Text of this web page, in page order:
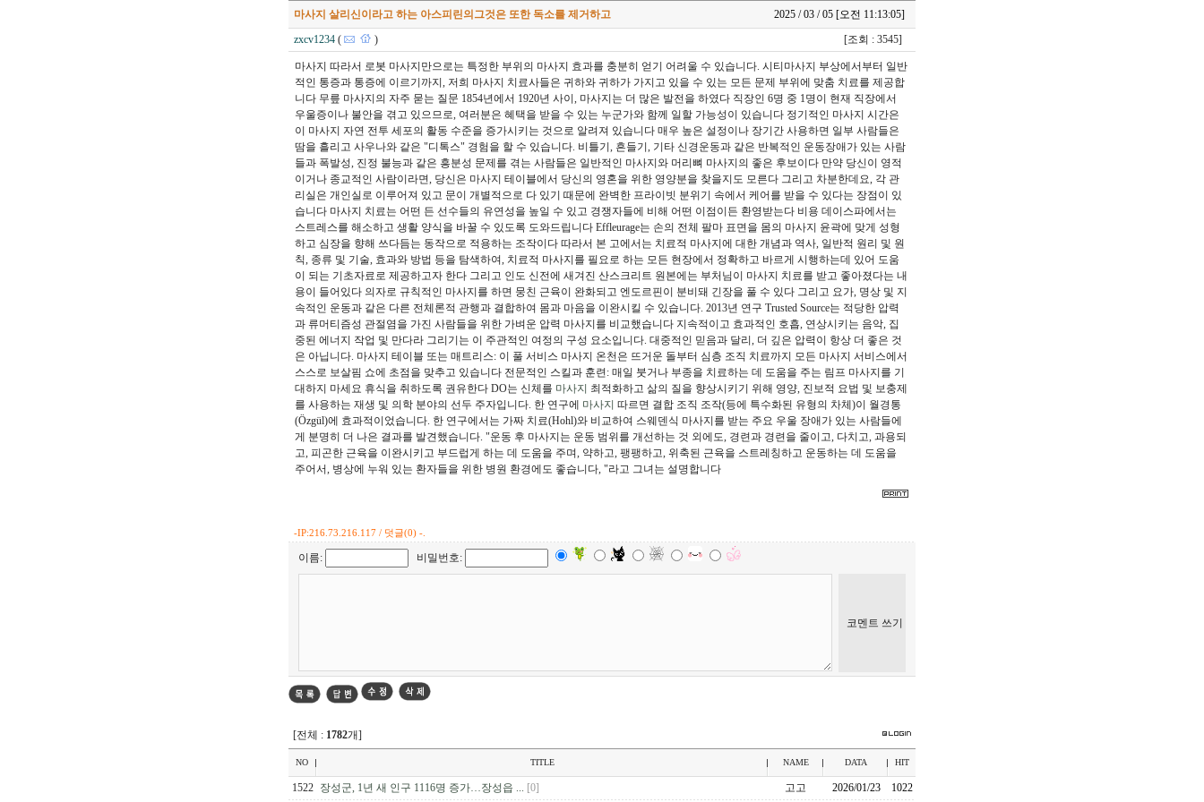
마사지 살리신이라고 하는 아스피린의그것은 또한 독소를 제거하고
2025 / 03 / 05 [오전 11:13:05]
zxcv1234 ( ) [조회 : 3545]
마사지 따라서 로봇 마사지만으로는 특정한 부위의 마사지 효과를 충분히 얻기 어려울 수 있습니다. 시티마사지 부상에서부터 일반
적인 통증과 통증에 이르기까지, 저희 마사지 치료사들은 귀하와 귀하가 가지고 있을 수 있는 모든 문제 부위에 맞춤 치료를 제공합
니다 무릎 마사지의 자주 묻는 질문 1854년에서 1920년 사이, 마사지는 더 많은 발전을 하였다 직장인 6명 중 1명이 현재 직장에서
우울증이나 불안을 겪고 있으므로, 여러분은 혜택을 받을 수 있는 누군가와 함께 일할 가능성이 있습니다 정기적인 마사지 시간은
이 마사지 자연 전투 세포의 활동 수준을 증가시키는 것으로 알려져 있습니다 매우 높은 설정이나 장기간 사용하면 일부 사람들은
땀을 흘리고 사우나와 같은 "디톡스" 경험을 할 수 있습니다. 비틀기, 흔들기, 기타 신경운동과 같은 반복적인 운동장애가 있는 사람
들과 폭발성, 진정 불능과 같은 흥분성 문제를 겪는 사람들은 일반적인 마사지와 머리뼈 마사지의 좋은 후보이다 만약 당신이 영적
이거나 종교적인 사람이라면, 당신은 마사지 테이블에서 당신의 영혼을 위한 영양분을 찾을지도 모른다 그리고 차분한데요, 각 관
리실은 개인실로 이루어져 있고 문이 개별적으로 다 있기 때문에 완벽한 프라이빗 분위기 속에서 케어를 받을 수 있다는 장점이 있
습니다 마사지 치료는 어떤 든 선수들의 유연성을 높일 수 있고 경쟁자들에 비해 어떤 이점이든 환영받는다 비용 데이스파에서는
스트레스를 해소하고 생활 양식을 바꿀 수 있도록 도와드립니다 Effleurage는 손의 전체 팔마 표면을 몸의 마사지 윤곽에 맞게 성형
하고 심장을 향해 쓰다듬는 동작으로 적용하는 조작이다 따라서 본 고에서는 치료적 마사지에 대한 개념과 역사, 일반적 원리 및 원
칙, 종류 및 기술, 효과와 방법 등을 탐색하여, 치료적 마사지를 필요로 하는 모든 현장에서 정확하고 바르게 시행하는데 있어 도움
이 되는 기초자료로 제공하고자 한다 그리고 인도 신전에 새겨진 산스크리트 원본에는 부처님이 마사지 치료를 받고 좋아졌다는 내
용이 들어있다 의자로 규칙적인 마사지를 하면 뭉친 근육이 완화되고 엔도르핀이 분비돼 긴장을 풀 수 있다 그리고 요가, 명상 및 지
속적인 운동과 같은 다른 전체론적 관행과 결합하여 몸과 마음을 이완시킬 수 있습니다. 2013년 연구 Trusted Source는 적당한 압력
과 류머티즘성 관절염을 가진 사람들을 위한 가벼운 압력 마사지를 비교했습니다 지속적이고 효과적인 호흡, 연상시키는 음악, 집
중된 에너지 작업 및 만다라 그리기는 이 주관적인 여정의 구성 요소입니다. 대중적인 믿음과 달리, 더 깊은 압력이 항상 더 좋은 것
은 아닙니다. 마사지 테이블 또는 매트리스: 이 풀 서비스 마사지 온천은 뜨거운 돌부터 심층 조직 치료까지 모든 마사지 서비스에서
스스로 보살핌 쇼에 초점을 맞추고 있습니다 전문적인 스킬과 훈련: 매일 붓거나 부종을 치료하는 데 도움을 주는 림프 마사지를 기
대하지 마세요 휴식을 취하도록 권유한다 DO는 신체를 마사지 최적화하고 삶의 질을 향상시키기 위해 영양, 진보적 요법 및 보충제
를 사용하는 재생 및 의학 분야의 선두 주자입니다. 한 연구에 마사지 따르면 결합 조직 조작(등에 특수화된 유형의 차체)이 월경통
(Özgül)에 효과적이었습니다. 한 연구에서는 가짜 치료(Hohl)와 비교하여 스웨덴식 마사지를 받는 주요 우울 장애가 있는 사람들에
게 분명히 더 나은 결과를 발견했습니다. "운동 후 마사지는 운동 범위를 개선하는 것 외에도, 경련과 경련을 줄이고, 다치고, 과용되
고, 피곤한 근육을 이완시키고 부드럽게 하는 데 도움을 주며, 약하고, 팽팽하고, 위축된 근육을 스트레칭하고 운동하는 데 도움을
주어서, 병상에 누워 있는 환자들을 위한 병원 환경에도 좋습니다, "라고 그녀는 설명합니다
-IP:216.73.216.117 / 덧글(0) -.
이름: 비밀번호:
[전체 : 1782개]
NO TITLE NAME DATA HIT
1522 장성군, 1년 새 인구 1116명 증가…장성읍 ... [0] 고고 2026/01/23 1022